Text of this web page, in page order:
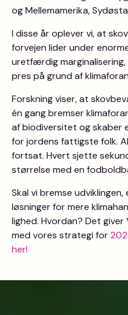
og Mellemamerika,
I disse år oplever vi, at
forvejen lider under
uretfærdig
pres på grund af
Forskning viser, at
én gang bremser
af biodiversitet og
for jordens fattigste folk.
fortsat. Hvert sjette
størrelse med en
Skal vi bremse
løsninger for mere
lighed. Hvordan? Det
med vores strategi for
her!